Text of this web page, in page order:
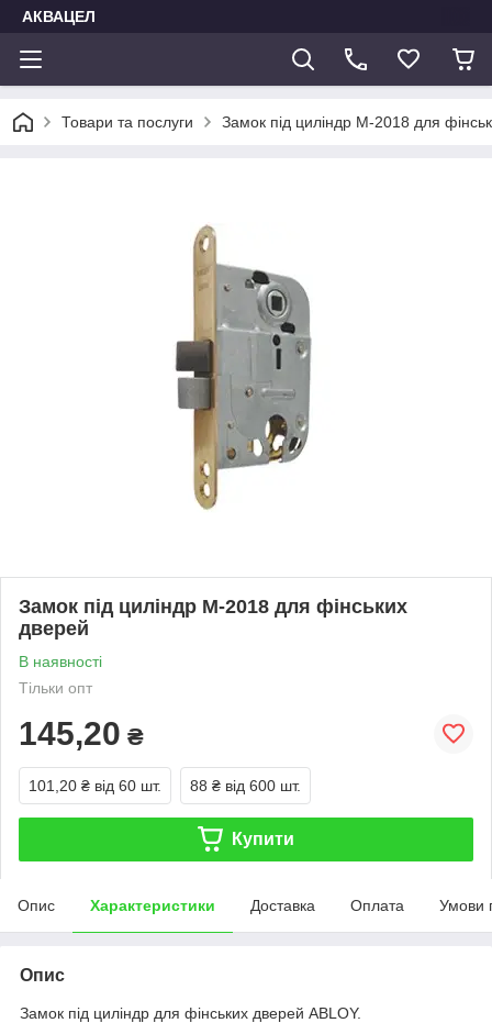
АКВАЦЕЛ
Товари та послуги Замок під циліндр М-2018 для
Замок під циліндр М-2018 для фінських
дверей
В наявності
Тільки опт
145,20 ₴
101,20 ₴ від 60 шт. 88 ₴ від 600 шт.
Купити
Опис Характеристики Доставка Оплата Умови
Опис
Замок під циліндр для фінських дверей ABLOY.